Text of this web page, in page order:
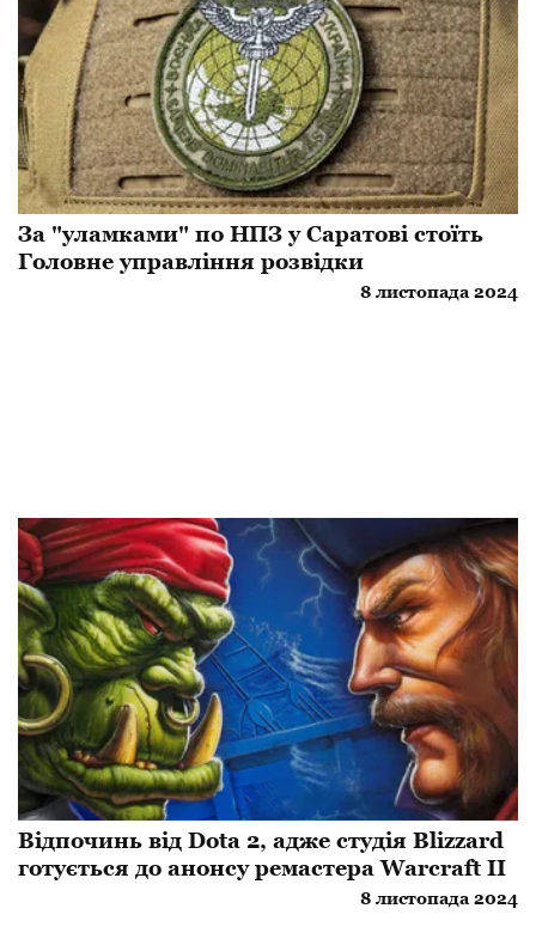
За "уламками" по НПЗ у Саратові стоїть
Головне управління розвідки
8 листопада 2024
Відпочинь від Dota 2, адже студія Blizzard
готується до анонсу ремастера Warcraft II
8 листопада 2024